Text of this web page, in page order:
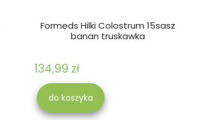
Formeds Hilki Colostrum 15sasz
banan truskawka
134,99 zł
do koszyka